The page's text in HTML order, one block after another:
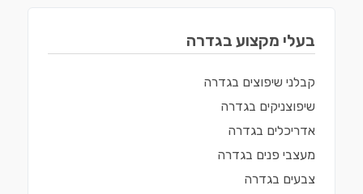
בעלי מקצוע בגדרה
קבלני שיפוצים בגדרה
שיפוצניקים בגדרה
אדריכלים בגדרה
מעצבי פנים בגדרה
צבעים בגדרה